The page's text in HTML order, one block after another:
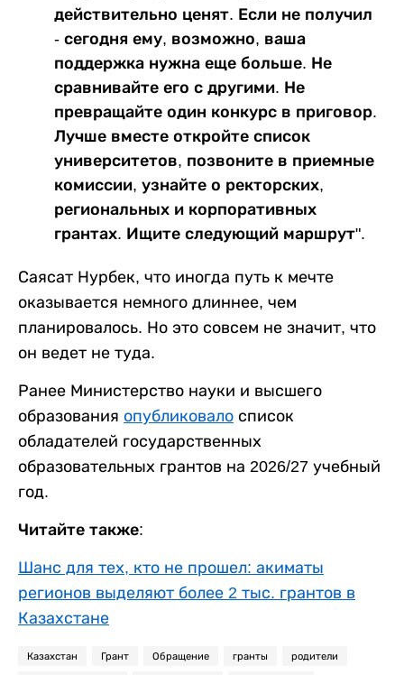
действительно ценят. Если не получил
- сегодня ему, возможно, ваша
поддержка нужна еще больше. Не
сравнивайте его с другими. Не
превращайте один конкурс в приговор.
Лучше вместе откройте список
университетов, позвоните в приемные
комиссии, узнайте о ректорских,
региональных и корпоративных
грантах. Ищите следующий маршрут".
Саясат Нурбек, что иногда путь к мечте
оказывается немного длиннее, чем
планировалось. Но это совсем не значит, что
он ведет не туда.
Ранее Министерство науки и высшего
образования опубликовало список
обладателей государственных
образовательных грантов на 2026/27 учебный
год.
Читайте также:
Шанс для тех, кто не прошел: акиматы
регионов выделяют более 2 тыс. грантов в
Казахстане
Казахстан Грант Обращение гранты родители